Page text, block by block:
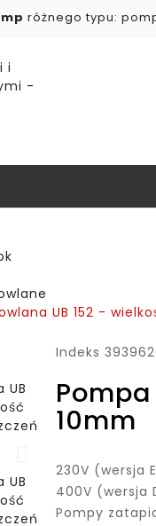
różnego typu:
UB 152 -
Indeks
10mm
230V (wersja
400V (wersja
Pompy